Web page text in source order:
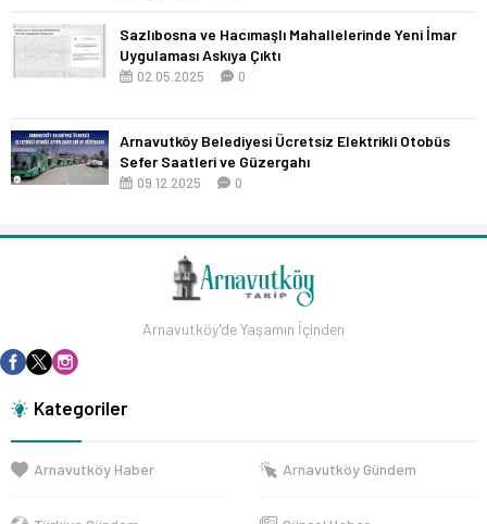
Sazlıbosna ve Hacımaşlı Mahallelerinde Yeni İmar
Uygulaması Askıya Çıktı
02.05.2025 0
Arnavutköy Belediyesi Ücretsiz Elektrikli Otobüs
Sefer Saatleri ve Güzergahı
09.12.2025 0
Arnavutköy'de Yaşamın İçinden
Kategoriler
Arnavutköy Haber Arnavutköy Gündem